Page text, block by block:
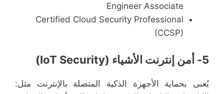
Engineer Associate
Certified Cloud Security Professional
(CCSP)
5- أمن إنترنت الأشياء (IoT Security)
يُعنى بحماية الأجهزة الذكية المتصلة بالإنترنت مثل: